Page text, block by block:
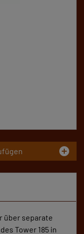
add_circle
über separate
Tower 185 in